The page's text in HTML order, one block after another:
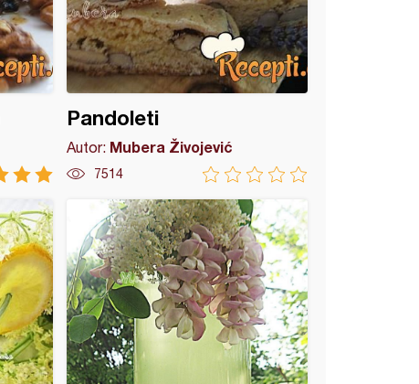
Pandoleti
Autor: Mubera Živojević
7514